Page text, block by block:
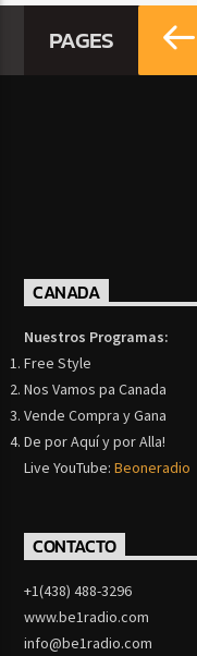
PAGES
CANADA
Nuestros Programas:
Free Style
Nos Vamos pa Canada
Vende Compra y Gana
De por Aquí y por Alla!
Live YouTube:Beoneradio
CONTACTO
+1(438) 488-3296
www.be1radio.com
info@be1radio.com